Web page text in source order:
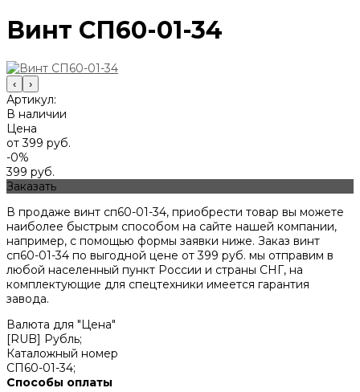
Винт СП60-01-34
‹ ›
Артикул:
В наличии
Цена
от 399 руб.
-0%
399 руб.
Заказать
В продаже винт сп60-01-34, приобрести товар вы можете
наиболее быстрым способом на сайте нашей компании,
например, с помощью формы заявки ниже. Заказ винт
сп60-01-34 по выгодной цене от399 руб. мы отправим в
любой населенный пункт России и страны СНГ, на
комплектующие для спецтехники имеется гарантия
завода.
Валюта для "Цена"
[RUB] Рубль;
Каталожный номер
СП60-01-34;
Способы оплаты